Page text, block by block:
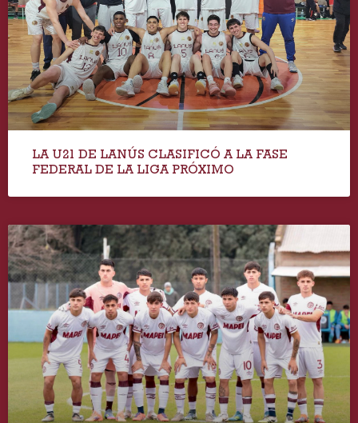
LA U21 DE LANÚS CLASIFICÓ A LA FASE
FEDERAL DE LA LIGA PRÓXIMO